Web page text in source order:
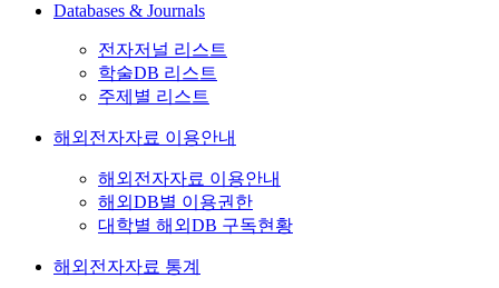
Databases & Journals
전자저널 리스트
학술DB 리스트
주제별 리스트
해외전자자료 이용안내
해외전자자료 이용안내
해외DB별 이용권한
대학별 해외DB 구독현황
해외전자자료 통계